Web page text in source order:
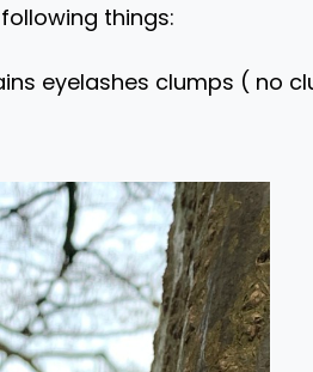
things:
eyelashes clumps ( no